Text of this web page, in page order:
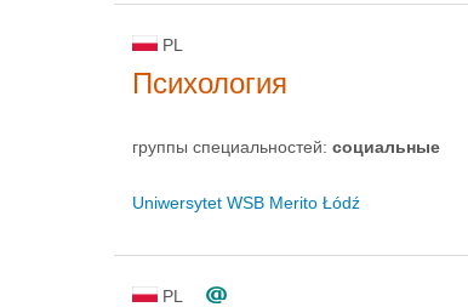
PL
Психология
группы специальностей: социальные
Uniwersytet WSB Merito Łódź
PL